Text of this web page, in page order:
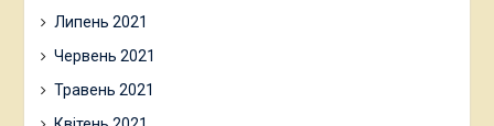
Липень 2021
Червень 2021
Травень 2021